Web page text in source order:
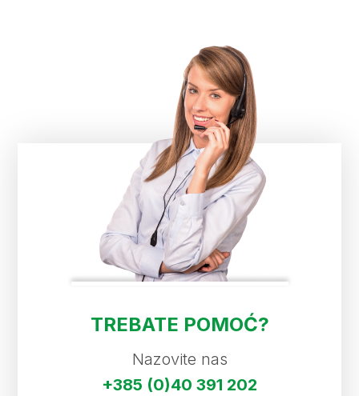
TREBATE POMOĆ?
Nazovite nas
+385 (0)40 391 202